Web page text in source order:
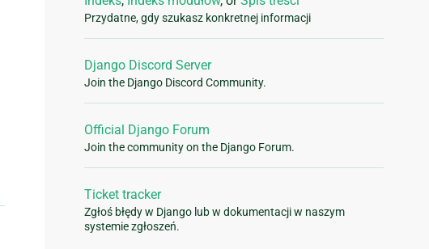
Przydatne, gdy szukasz konkretnej informacji
Django Discord Server
Join the Django Discord Community.
Official Django Forum
Join the community on the Django Forum.
Ticket tracker
Zgłoś błędy w Django lub w dokumentacji w naszym
systemie zgłoszeń.